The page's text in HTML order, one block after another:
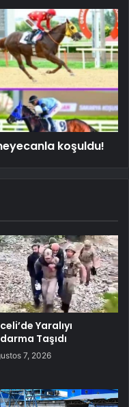
koşuldu!
Yaralıyı
Taşıdı
7, 2026